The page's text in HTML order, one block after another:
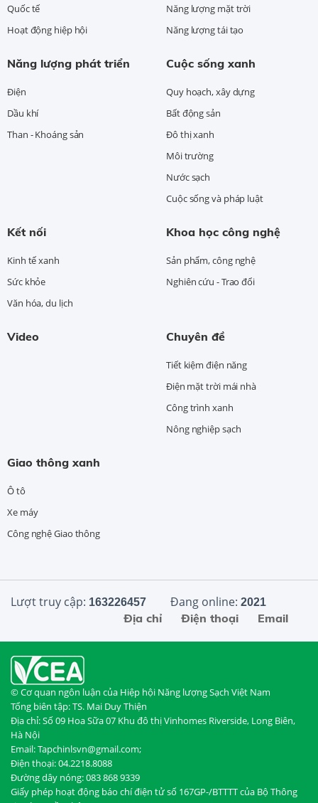
Quốc tế
Hoạt động hiệp hội
Năng lượng mặt trời
Năng lượng tái tạo
Năng lượng phát triển
Điện
Dầu khí
Than - Khoáng sản
Cuộc sống xanh
Quy hoạch, xây dựng
Bất động sản
Đô thị xanh
Môi trường
Nước sạch
Cuộc sống và pháp luật
Kết nối
Kinh tế xanh
Sức khỏe
Văn hóa, du lịch
Khoa học công nghệ
Sản phẩm, công nghệ
Nghiên cứu - Trao đổi
Video Chuyên đề
Tiết kiệm điện năng
Điện mặt trời mái nhà
Công trình xanh
Nông nghiệp sạch
Giao thông xanh
Ô tô
Xe máy
Công nghệ Giao thông
Lượt truy cập: 163226457 Đang online: 2021
Email
Điện thoại
Địa chỉ
© Cơ quan ngôn luận của Hiệp hội Năng lượng Sạch Việt Nam
Tổng biên tập: TS. Mai Duy Thiện
Địa chỉ: Số 09 Hoa Sữa 07 Khu đô thị Vinhomes Riverside, Long Biên,
Hà Nội
Email: Tapchinlsvn@gmail.com;
Điện thoại: 04.2218.8088
Đường dây nóng: 083 868 9339
Giấy phép hoạt động báo chí điện tử số 167GP-/BTTTT của Bộ Thông